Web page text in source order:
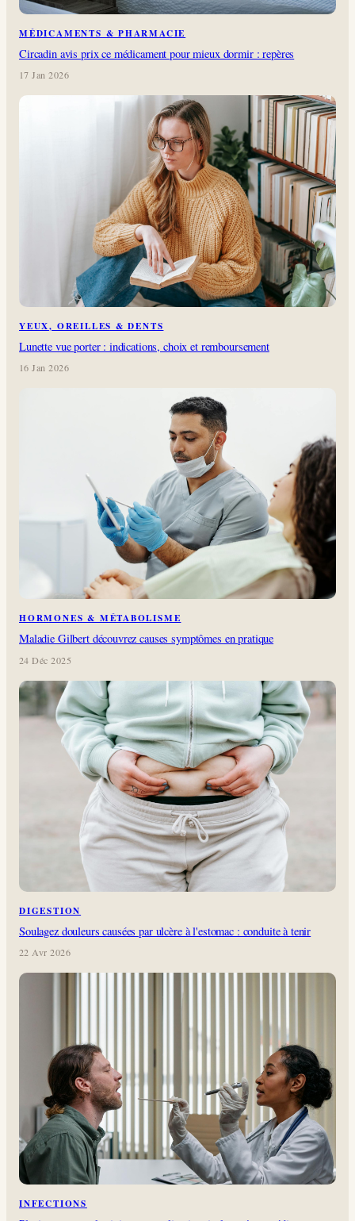
MÉDICAMENTS & PHARMACIE
Circadin avis prix ce médicament pour mieux dormir : repères
17 Jan 2026
YEUX, OREILLES & DENTS
Lunette vue porter : indications, choix et remboursement
16 Jan 2026
HORMONES & MÉTABOLISME
Maladie Gilbert découvrez causes symptômes en pratique
24 Déc 2025
DIGESTION
Soulagez douleurs causées par ulcère à l'estomac : conduite à tenir
22 Avr 2026
INFECTIONS